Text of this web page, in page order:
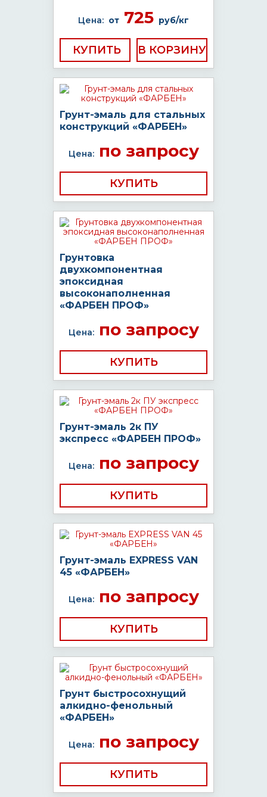
Цена: от 725 руб/кг
КУПИТЬ
Грунт-эмаль для стальных
конструкций «ФАРБЕН»
Цена:по запросу
КУПИТЬ
Грунтовка
двухкомпонентная
эпоксидная
высоконаполненная
«ФАРБЕН ПРОФ»
Цена:по запросу
КУПИТЬ
Грунт-эмаль 2к ПУ
экспресс «ФАРБЕН ПРОФ»
Цена:по запросу
КУПИТЬ
Грунт-эмаль EXPRESS VAN
45 «ФАРБЕН»
Цена:по запросу
КУПИТЬ
Грунт быстросохнущий
алкидно-фенольный
«ФАРБЕН»
Цена:по запросу
КУПИТЬ